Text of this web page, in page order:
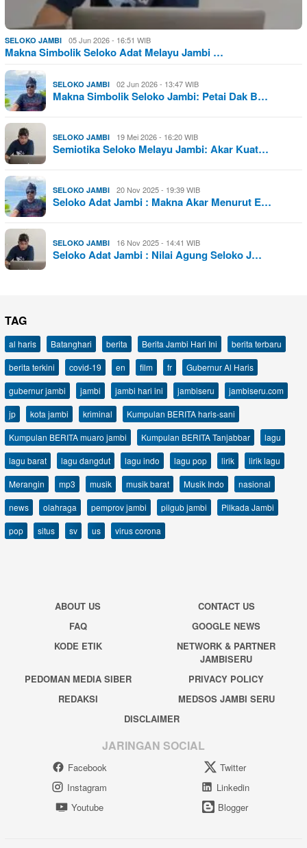
SELOKO JAMBI 05 Jun 2026 - 16:51 WIB
Makna Simbolik Seloko Adat Melayu Jambi …
SELOKO JAMBI 02 Jun 2026 - 13:47 WIB
Makna Simbolik Seloko Jambi: Petai Dak B…
SELOKO JAMBI 19 Mei 2026 - 16:20 WIB
Semiotika Seloko Melayu Jambi: Akar Kuat…
SELOKO JAMBI 20 Nov 2025 - 19:39 WIB
Seloko Adat Jambi : Makna Akar Menurut E…
SELOKO JAMBI 16 Nov 2025 - 14:41 WIB
Seloko Adat Jambi : Nilai Agung Seloko J…
TAG
al haris Batanghari berita Berita Jambi Hari Ini
berita terbaru
berita terkini
covid-19 en film fr
Gubernur Al Haris
gubernur jambi
jambi jambi hari ini jambiseru
jambiseru.com
jp
kota jambi kriminal
Kumpulan BERITA haris-sani
Kumpulan BERITA muaro jambi
Kumpulan BERITA Tanjabbar
lagu
lagu barat
lagu dangdut lagu indo lagu pop lirik
lirik lagu
Merangin
mp3 musik musik barat Musik Indo
nasional
news
olahraga pemprov jambi pilgub jambi
Pilkada Jambi
pop
situs sv us virus corona
ABOUT US
CONTACT US
FAQ
GOOGLE NEWS
KODE ETIK
NETWORK & PARTNER
JAMBISERU
PEDOMAN MEDIA SIBER
PRIVACY POLICY
REDAKSI
MEDSOS JAMBI SERU
DISCLAIMER
JARINGAN SOCIAL
Facebook
Twitter
Instagram
Linkedin
Youtube
Blogger